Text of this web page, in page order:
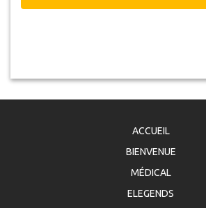
ACCUEIL
BIENVENUE
MÉDICAL
ELEGENDS